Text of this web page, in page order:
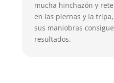
mucha hinchazón y
en las piernas y la
sus maniobras
resultados.